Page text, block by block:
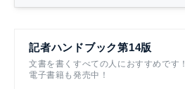
記者ハンドブック第14版
文書を書くすべての人におすすめです！
電子書籍も発売中！